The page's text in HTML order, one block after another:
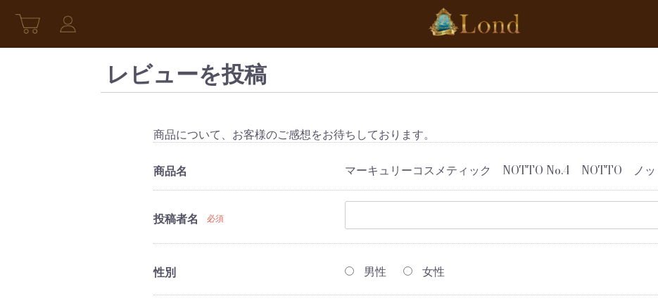
レビューを投稿
商品について、お客様のご感想をお待ちしております。
商品名 マーキュリーコスメティック NOTTO No.4 NOTTO ノ
投稿者名 必須
性別 男性 女性